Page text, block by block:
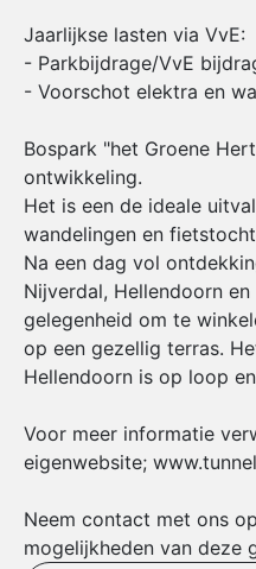
Jaarlijkse lasten via VvE:
- Parkbijdrage/VvE
- Voorschot elektra en
Bospark "het Groene
ontwikkeling.
Het is een de ideale
wandelingen en
Na een dag vol
Nijverdal, Hellendoorn
gelegenheid om te
op een gezellig terras.
Hellendoorn is op loop
Voor meer informatie
eigenwebsite;
Neem contact met ons
mogelijkheden van deze